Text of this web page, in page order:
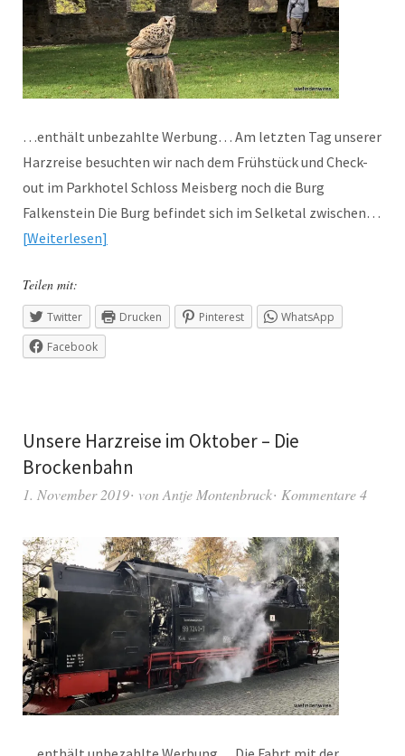
…enthält unbezahlte Werbung… Am letzten Tag unserer
Harzreise besuchten wir nach dem Frühstück und Check-
out im Parkhotel Schloss Meisberg noch die Burg
Falkenstein Die Burg befindet sich im Selketal zwischen…
Weiterlesen
Teilen mit:
Twitter Drucken Pinterest
WhatsApp
Facebook
Unsere Harzreise im Oktober – Die
Brockenbahn
1. November 2019 vonAntje Montenbruck Kommentare 4